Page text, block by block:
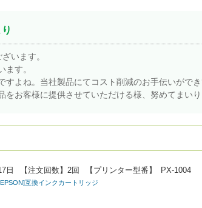
います。
ます。
すよね。当社製品にてコスト削減のお手伝いがで
をお客様に提供させていただける様、努めてまい
日 【注文回数】 2回 【プリンター型番】 PX-1004
互換インクカートリッジ